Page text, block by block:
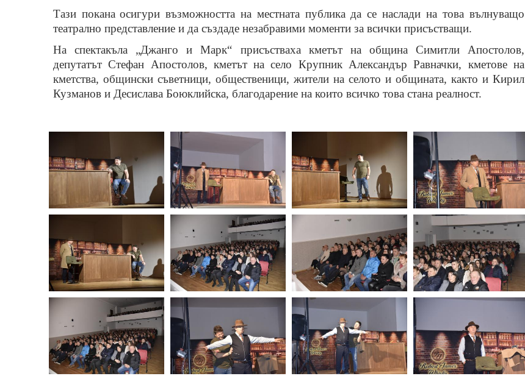
Тази покана осигури възможността на местната публика да се наслади на това вълнуващо
театрално представление и да създаде незабравими моменти за всички присъстващи.
На спектакъла „Джанго и Марк“ присъстваха кметът на община Симитли Апостолов,
депутатът Стефан Апостолов, кметът на село Крупник Александър Равначки, кметове на
кметства, общински съветници, общественици, жители на селото и общината, както и Кирил
Кузманов и Десислава Боюклийска, благодарение на които всичко това стана реалност.